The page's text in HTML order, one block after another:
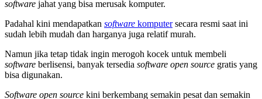
software jahat yang bisa merusak komputer.
Padahal kini mendapatkan software komputersecara resmi saat ini
sudah lebih mudah dan harganya juga relatif murah.
Namun jika tetap tidak ingin merogoh kocek untuk membeli
software berlisensi, banyak tersedia software open source gratis yang
bisa digunakan.
Software open source kini berkembang semakin pesat dan semakin